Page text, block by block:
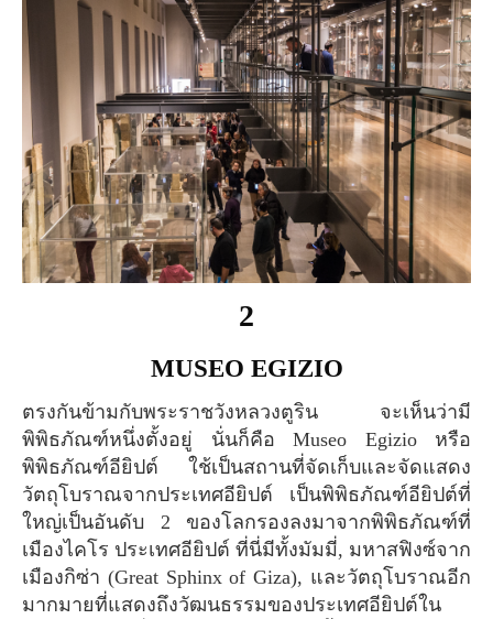
2
MUSEO EGIZIO
ตรงกันข้ามกับพระราชวังหลวงตูริน จะเห็นว่ามี
พิพิธภัณฑ์หนึ่งตั้งอยู่ นั่นก็คือ Museo Egizio หรือ
พิพิธภัณฑ์อียิปต์ ใช้เป็นสถานที่จัดเก็บและจัดแสดง
วัตถุโบราณจากประเทศอียิปต์ เป็นพิพิธภัณฑ์อียิปต์ที่
ใหญ่เป็นอันดับ 2 ของโลกรองลงมาจากพิพิธภัณฑ์ที่
เมืองไคโร ประเทศอียิปต์ ที่นี่มีทั้งมัมมี่, มหาสฟิงซ์จาก
เมืองกิซ่า (Great Sphinx of Giza), และวัตถุโบราณอีก
มากมายที่แสดงถึงวัฒนธรรมของประเทศอียิปต์ใน